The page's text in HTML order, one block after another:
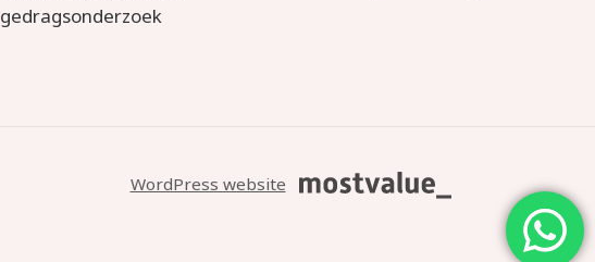
gedragsonderzoek
WordPress website